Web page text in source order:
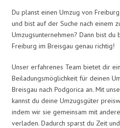
Du planst einen Umzug von
und bist auf der Suche nach einem
Umzugsunternehmen? Dann bist du
Freiburg im Breisgau genau richtig!
Unser erfahrenes Team bietet dir
Beiladungsmöglichkeit für deinen
Breisgau nach Podgorica an. Mit
kannst du deine Umzugsgüter
indem wir sie gemeinsam mit
verladen. Dadurch sparst du Zeit